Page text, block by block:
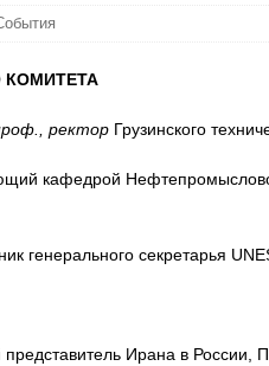
КОМИТЕТА
ректор Грузинского
кафедрой
генерального секретарья
Ирана в России,